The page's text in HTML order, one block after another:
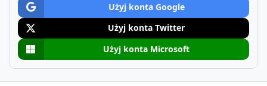
Użyj konta Google
Użyj konta Twitter
Użyj konta Microsoft